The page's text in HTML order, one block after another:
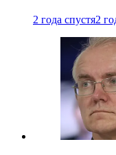
2 года спустя2